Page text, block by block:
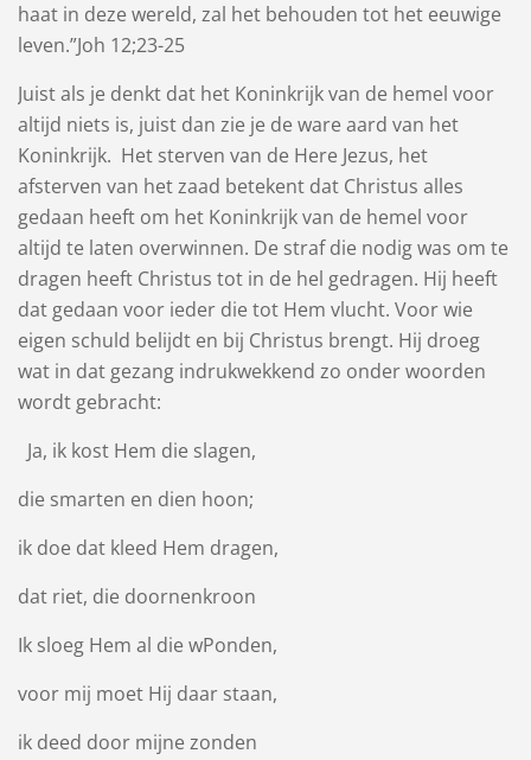
haat in deze wereld, zal het behouden tot het eeuwige
leven.”Joh 12;23-25
Juist als je denkt dat het Koninkrijk van de hemel voor
altijd niets is, juist dan zie je de ware aard van het
Koninkrijk. Het sterven van de Here Jezus, het
afsterven van het zaad betekent dat Christus alles
gedaan heeft om het Koninkrijk van de hemel voor
altijd te laten overwinnen. De straf die nodig was om te
dragen heeft Christus tot in de hel gedragen. Hij heeft
dat gedaan voor ieder die tot Hem vlucht. Voor wie
eigen schuld belijdt en bij Christus brengt. Hij droeg
wat in dat gezang indrukwekkend zo onder woorden
wordt gebracht:
Ja, ik kost Hem die slagen,
die smarten en dien hoon;
ik doe dat kleed Hem dragen,
dat riet, die doornenkroon
Ik sloeg Hem al die wPonden,
voor mij moet Hij daar staan,
ik deed door mijne zonden